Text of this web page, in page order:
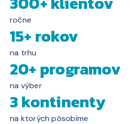
ročne
15+ rokov
na trhu
20+ programov
na výber
3 kontinenty
na ktorých pôsobíme